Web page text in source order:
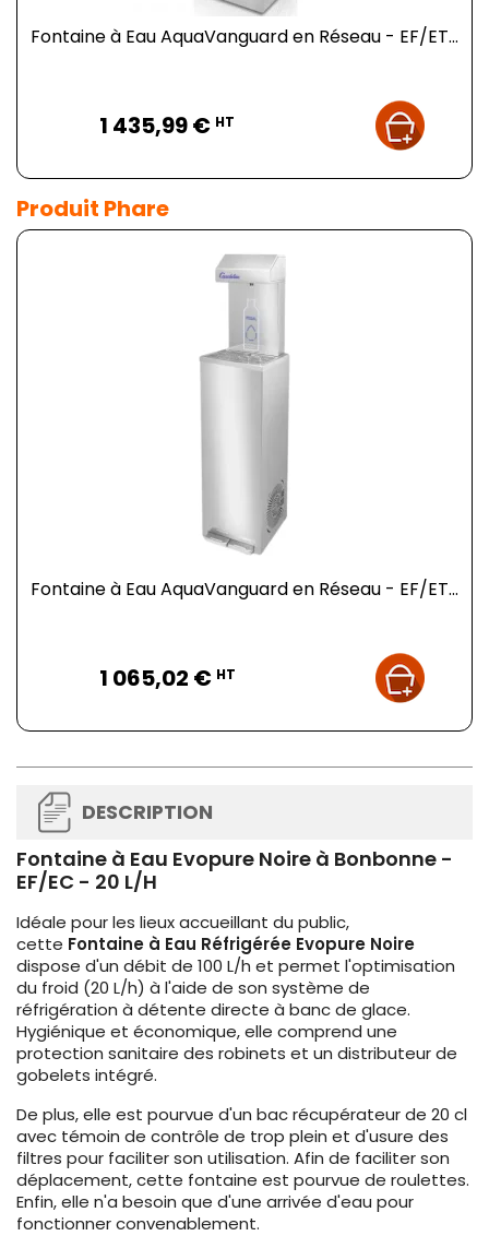
Fontaine à Eau AquaVanguard en Réseau - EF/ET...
1 435,99 € HT
Produit Phare
Fontaine à Eau AquaVanguard en Réseau - EF/ET...
1 065,02 € HT
DESCRIPTION
Fontaine à Eau Evopure Noire à Bonbonne -
EF/EC - 20 L/H
Idéale pour les lieux accueillant du public,
cette Fontaine à Eau Réfrigérée Evopure Noire
dispose d'un débit de 100 L/h et permet l'optimisation
du froid (20 L/h) à l'aide de son système de
réfrigération à détente directe à banc de glace.
Hygiénique et économique, elle comprend une
protection sanitaire des robinets et un distributeur de
gobelets intégré.
De plus, elle est pourvue d'un bac récupérateur de 20 cl
avec témoin de contrôle de trop plein et d'usure des
filtres pour faciliter son utilisation. Afin de faciliter son
déplacement, cette fontaine est pourvue de roulettes.
Enfin, elle n'a besoin que d'une arrivée d'eau pour
fonctionner convenablement.